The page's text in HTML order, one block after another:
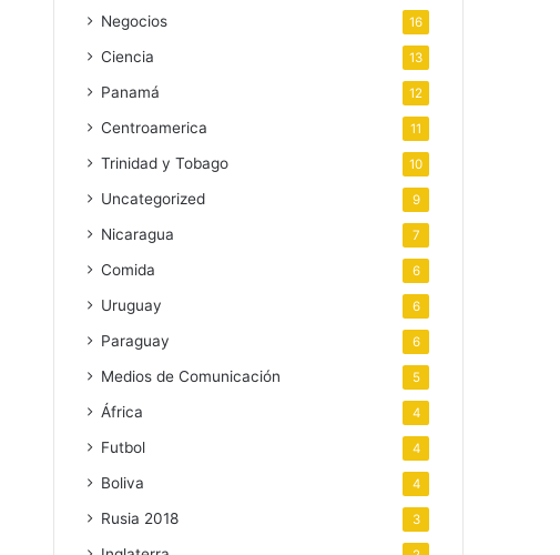
Negocios 16
Ciencia 13
Panamá 12
Centroamerica 11
Trinidad y Tobago 10
Uncategorized 9
Nicaragua 7
Comida 6
Uruguay 6
Paraguay 6
Medios de Comunicación 5
África 4
Futbol 4
Boliva 4
Rusia 2018 3